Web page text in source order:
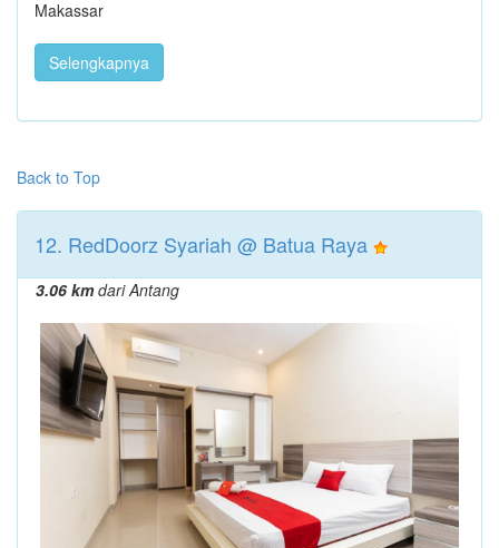
Makassar
Selengkapnya
Back to Top
12. RedDoorz Syariah @ Batua Raya
3.06 kmdari Antang